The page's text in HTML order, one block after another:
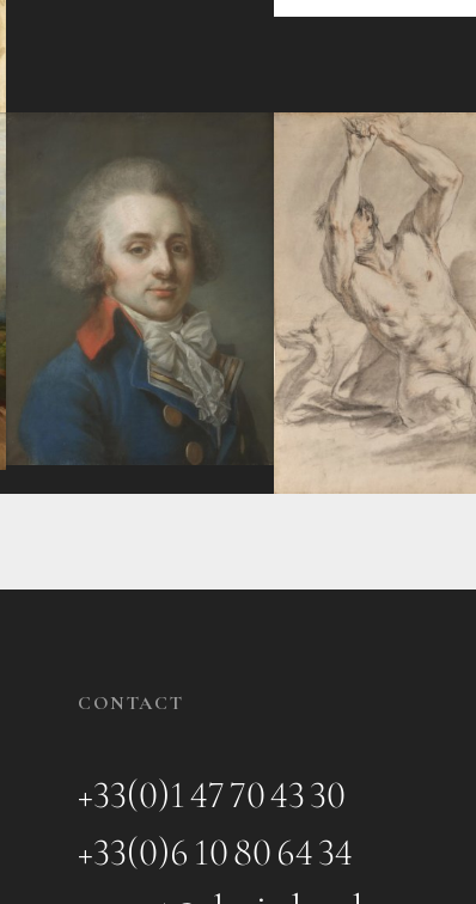
CONTACT
+33(0)1 47 70 43 30
+33(0)6 10 80 64 34